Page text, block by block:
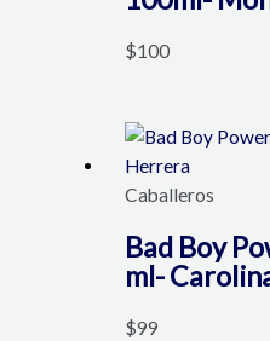
$100
Caballeros
Bad Boy
ml-
$99